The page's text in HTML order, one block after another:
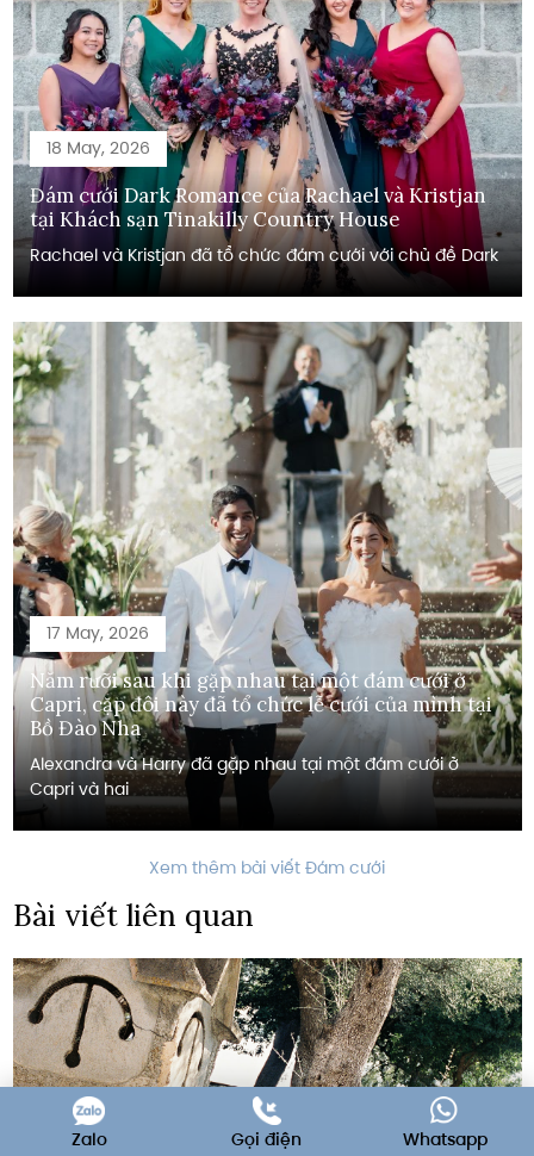
18 May, 2026
Đám cưới Dark Romance của Rachael và Kristjan
tại Khách sạn Tinakilly Country House
Rachael và Kristjan đã tổ chức đám cưới với chủ đề Dark
17 May, 2026
Năm rưỡi sau khi gặp nhau tại một đám cưới ở
Capri, cặp đôi này đã tổ chức lễ cưới của mình tại
Bồ Đào Nha
Alexandra và Harry đã gặp nhau tại một đám cưới ở
Capri và hai
Xem thêm bài viết Đám cưới
Bài viết liên quan
Zalo Gọi điện Whatsapp